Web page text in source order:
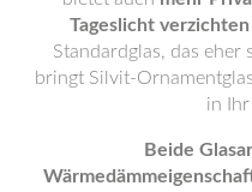
Tageslicht verzichten
Standardglas, das
bringt Silvit-
in
Beide